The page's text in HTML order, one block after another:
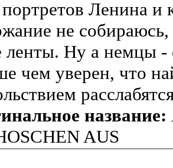
Ленина и
не
ленты. Ну а немцы
чем уверен, что
название:
AUS